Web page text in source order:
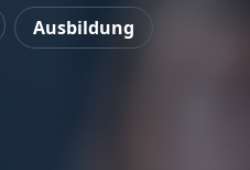
Ausbildung